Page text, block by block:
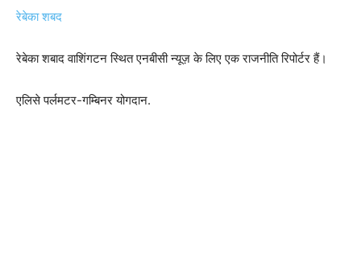
रेबेका शबद
रेबेका शबाद वाशिंगटन स्थित एनबीसी न्यूज़ के लिए एक राजनीति रिपोर्टर हैं।
एलिसे पर्लमटर-गम्बिनर योगदान.